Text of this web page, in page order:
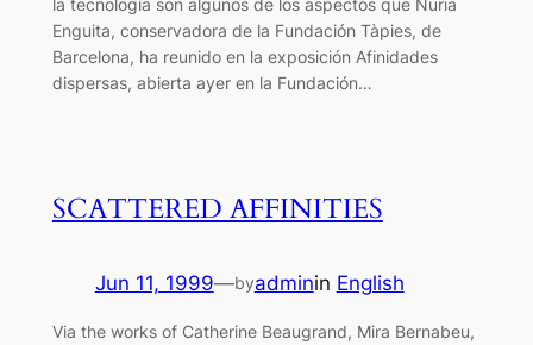
la tecnología son algunos de los aspectos que Nuria
Enguita, conservadora de la Fundación Tàpies, de
Barcelona, ha reunido en la exposición Afinidades
dispersas, abierta ayer en la Fundación…
SCATTERED AFFINITIES
Jun 11, 1999—byadminin English
Via the works of Catherine Beaugrand, Mira Bernabeu,